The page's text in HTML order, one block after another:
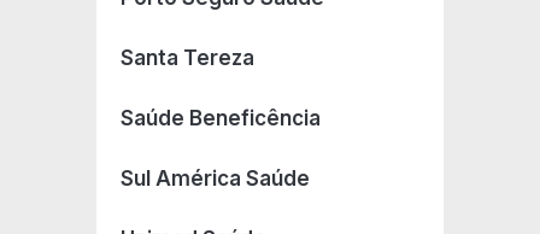
Santa Tereza
Saúde Beneficência
Sul América Saúde